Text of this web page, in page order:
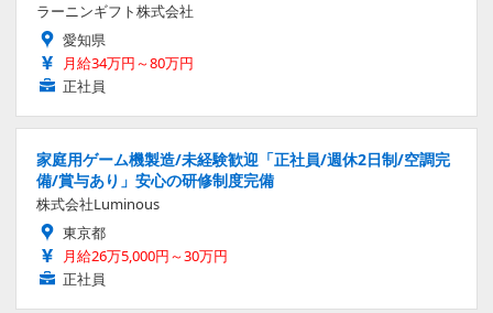
ラーニンギフト株式会社
愛知県
月給34万円～80万円
正社員
家庭用ゲーム機製造/未経験歓迎「正社員/週休2日制/空調完
備/賞与あり」安心の研修制度完備
株式会社Luminous
東京都
月給26万5,000円～30万円
正社員